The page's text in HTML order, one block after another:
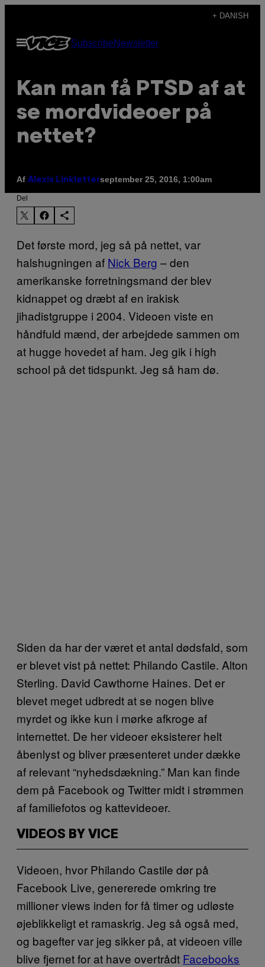
indhold
+ DANISH
Åbn
Menu
SubscribeNewsletter
Kan man få PTSD af at
se mordvideoer på
nettet?
Af Alexis Linkletterseptember 25, 2016, 1:00am
Del
Det første mord, jeg så på nettet, var
halshugningen af Nick Berg – den
amerikanske forretningsmand der blev
kidnappet og dræbt af en irakisk
jihadistgruppe i 2004. Videoen viste en
håndfuld mænd, der arbejdede sammen om
at hugge hovedet af ham. Jeg gik i high
school på det tidspunkt. Jeg så ham dø.
Siden da har der været et antal dødsfald, som
er blevet vist på nettet: Philando Castile. Alton
Sterling. David Cawthorne Haines. Det er
blevet meget udbredt at se nogen blive
myrdet og ikke kun i mørke afkroge af
internettet. De her videoer eksisterer helt
åbenlyst og bliver præsenteret under dække
af relevant “nyhedsdækning.” Man kan finde
dem på Facebook og Twitter midt i strømmen
af familiefotos og kattevideoer.
VIDEOS BY VICE
Videoen, hvor Philando Castile dør på
Facebook Live, genererede omkring tre
millioner views inden for få timer og udløste
øjeblikkeligt et ramaskrig. Jeg så også med,
og bagefter var jeg sikker på, at videoen ville
blive fjernet for at have overtrådt Facebooks